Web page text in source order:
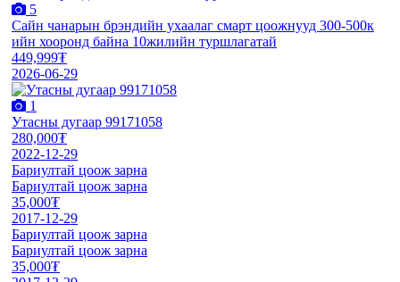
5
Сайн чанарын брэндийн ухаалаг смарт цоожнууд 300-500к
ийн хооронд байна 10жилийн туршлагатай
449,999₮
2026-06-29
1
Утасны дугаар 99171058
280,000₮
2022-12-29
Бариултай цоож зарна
Бариултай цоож зарна
35,000₮
2017-12-29
Бариултай цоож зарна
Бариултай цоож зарна
35,000₮